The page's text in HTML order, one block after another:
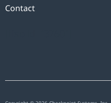
You
of
Contact